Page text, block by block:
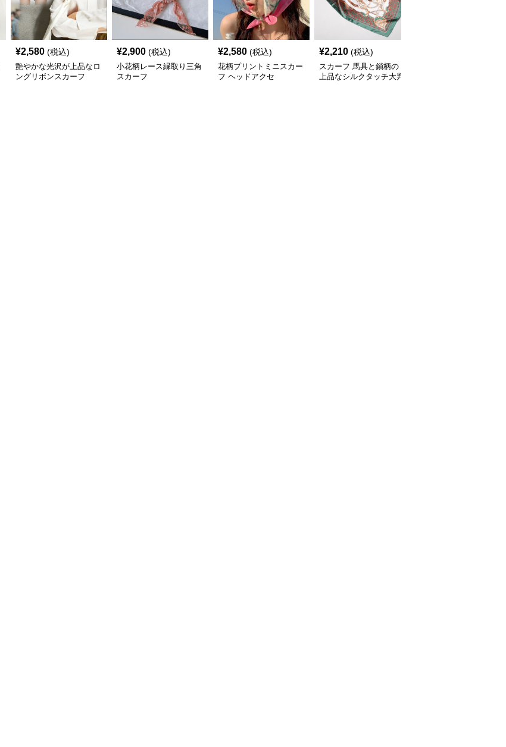
¥2,580 (税込)
艶やかな光沢が上品なロ
ングリボンスカーフ
¥2,900 (税込)
小花柄レース縁取り三角
スカーフ
¥2,580 (税込)
花柄プリントミニスカー
フ ヘッドアクセ
¥2,210 (税込)
スカーフ 馬具と鎖柄の
上品なシルクタッチ大判